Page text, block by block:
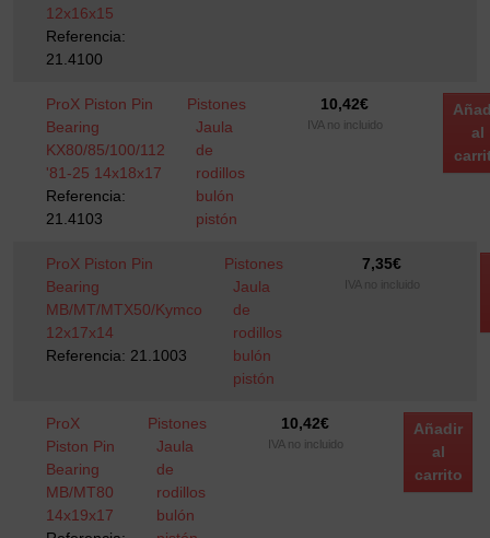
12x16x15
Referencia:
21.4100
ProX Piston Pin
Bearing
KX80/85/100/112
'81-25 14x18x17
Referencia:
21.4103
Pistones
Jaula
de
rodillos
bulón
pistón
10,42€
IVA no incluido
al
ProX Piston Pin
Bearing
MB/MT/MTX50/Kymco
12x17x14
Referencia: 21.1003
Pistones
Jaula
de
rodillos
bulón
pistón
7,35€
IVA no incluido
ProX
Piston Pin
Bearing
MB/MT80
14x19x17
Pistones
Jaula
de
rodillos
bulón
10,42€
IVA no incluido
Añadir
al
carrito